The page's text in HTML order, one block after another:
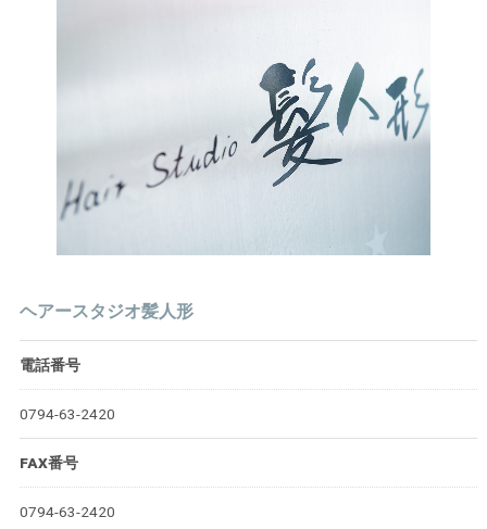
ヘアースタジオ髪人形
電話番号
0794-63-2420
FAX番号
0794-63-2420